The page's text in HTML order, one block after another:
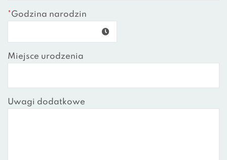
*Godzina narodzin
Miejsce urodzenia
Uwagi dodatkowe